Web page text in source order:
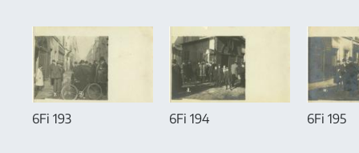
6Fi 193 6Fi 194 6Fi 195